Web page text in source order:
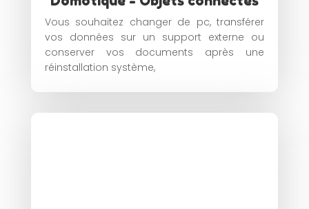
Vous souhaitez changer de pc, transférer
vos données sur un support externe ou
conserver vos documents après une
réinstallation système,